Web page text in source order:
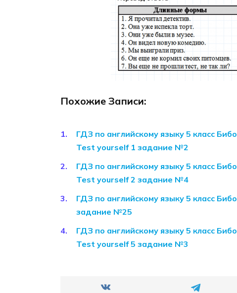
Похожие Записи:
ГДЗ по английскому языку 5 класс
Test yourself 1 задание №2
ГДЗ по английскому языку 5 класс
Test yourself 2 задание №4
ГДЗ по английскому языку 5 класс
задание №25
ГДЗ по английскому языку 5 класс
Test yourself 5 задание №3